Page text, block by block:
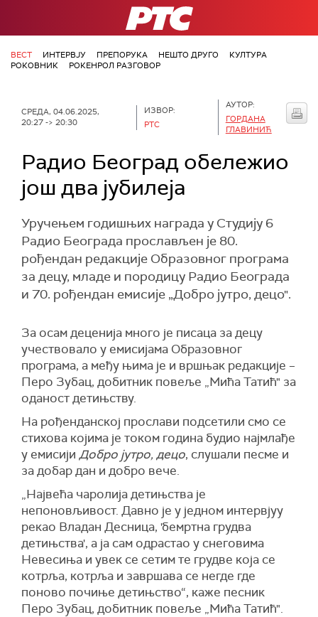
РТС
ВЕСТ ИНТЕРВЈУ ПРЕПОРУКА НЕШТО ДРУГО
КУЛТУРА
РОКОВНИК
РОКЕНРОЛ РАЗГОВОР
СРЕДА, 04.06.2025,
20:27 -> 20:30
ИЗВОР:
РТС
АУТОР:
ГОРДАНА
ГЛАВИНИЋ
Радио Београд обележио
још два јубилеја
Уручењем годишњих награда у Студију 6
Радио Београда прослављен је 80.
рођендан редакције Образовног програма
за децу, младе и породицу Радио Београда
и 70. рођендан емисије „Добро јутро, децо".
За осам деценија много је писаца за децу
учествовало у емисијама Образовног
програма, а међу њима је и вршњак редакције –
Перо Зубац, добитник повеље „Мића Татић" за
оданост детињству.
На рођенданској прослави подсетили смо се
стихова којима је током година будио најмлађе
у емисији Добро јутро, децо, слушали песме и
за добар дан и добро вече.
„Највећа чаролија детињства је
непоновљивост. Давно је у једном интервјуу
рекао Владан Десница, 'бемртна грудва
детињства', а ја сам одрастао у снеговима
Невесиња и увек се сетим те грудве која се
котрља, котрља и завршава се негде где
поново почиње детињство“, каже песник
Перо Зубац, добитник повеље „Мића Татић".